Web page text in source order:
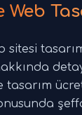
Web
sitesi
tasarım